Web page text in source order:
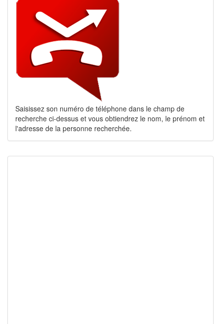
Saisissez son numéro de téléphone dans le champ de
recherche ci-dessus et vous obtiendrez le nom, le prénom et
l'adresse de la personne recherchée.